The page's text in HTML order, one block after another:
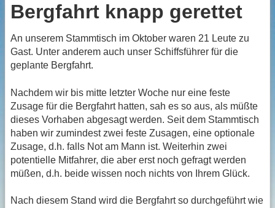
Bergfahrt knapp gerettet
An unserem Stammtisch im Oktober waren 21 Leute zu
Gast. Unter anderem auch unser Schiffsführer für die
geplante Bergfahrt.
Nachdem wir bis mitte letzter Woche nur eine feste
Zusage für die Bergfahrt hatten, sah es so aus, als müßte
dieses Vorhaben abgesagt werden. Seit dem Stammtisch
haben wir zumindest zwei feste Zusagen, eine optionale
Zusage, d.h. falls Not am Mann ist. Weiterhin zwei
potentielle Mitfahrer, die aber erst noch gefragt werden
müßen, d.h. beide wissen noch nichts von Ihrem Glück.
Nach diesem Stand wird die Bergfahrt so durchgeführt wie